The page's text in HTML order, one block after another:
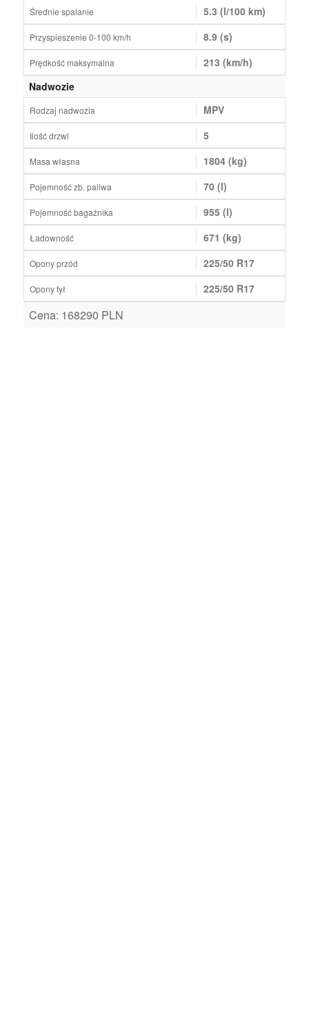
Średnie spalanie 5.3 (l/100 km)
Przyspieszenie 0-100 km/h 8.9 (s)
Prędkość maksymalna
213 (km/h)
Nadwozie
Rodzaj nadwozia MPV
Ilość drzwi 5
Masa własna 1804 (kg)
Pojemność zb. paliwa 70 (l)
Pojemność bagażnika 955 (l)
Ładowność 671 (kg)
Opony przód 225/50 R17
Opony tył 225/50 R17
Cena: 168290 PLN